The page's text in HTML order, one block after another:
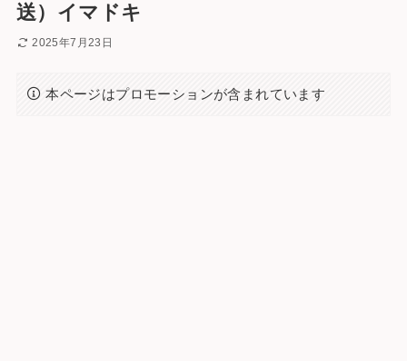
送）イマドキ
2025年7月23日
本ページはプロモーションが含まれています